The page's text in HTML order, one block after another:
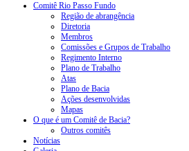
Comitê Rio Passo Fundo
Região de abrangência
Diretoria
Membros
Comissões e Grupos de Trabalho
Regimento Interno
Plano de Trabalho
Atas
Plano de Bacia
Ações desenvolvidas
Mapas
O que é um Comitê de Bacia?
Outros comitês
Notícias